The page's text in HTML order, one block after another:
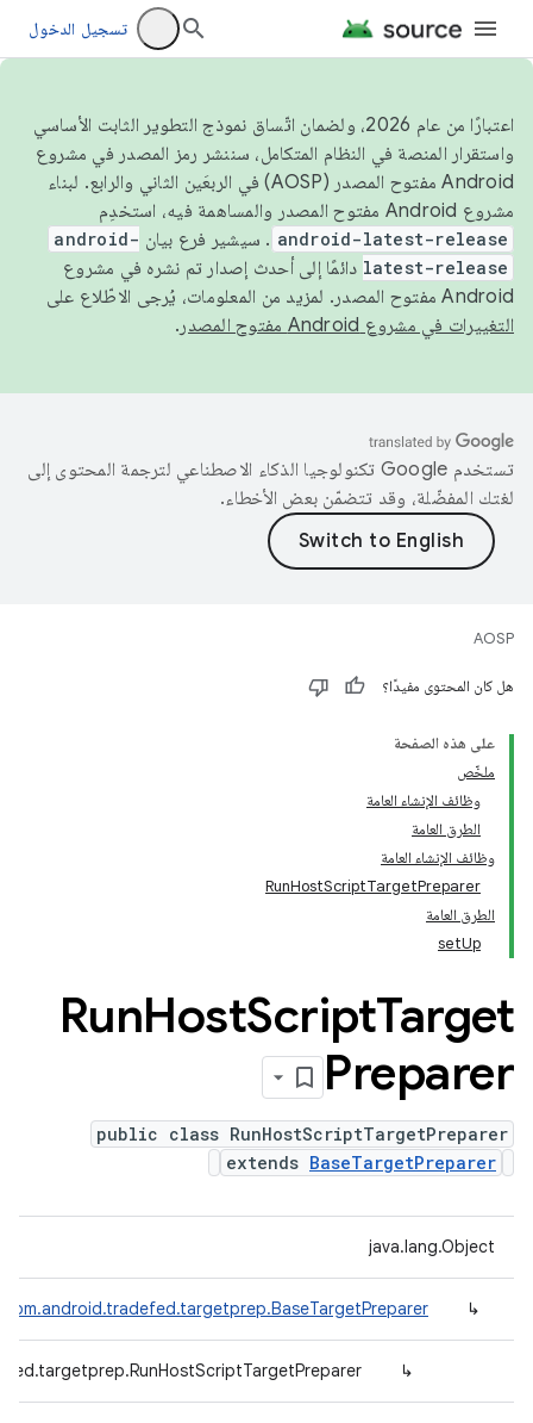
تسجيل الدخول
اعتبارًا من عام 2026، ولضمان اتّساق نموذج التطوير الثابت الأساسي
واستقرار المنصة في النظام المتكامل، سننشر رمز المصدر في مشروع
Android مفتوح المصدر (AOSP) في الربعَين الثاني والرابع. لبناء
مشروع Android مفتوح المصدر والمساهمة فيه، استخدِم
android-latest-release . سيشير فرع بيان android-
latest-release دائمًا إلى أحدث إصدار تم نشره في مشروع
Android مفتوح المصدر. لمزيد من المعلومات، يُرجى الاطّلاع على
التغييرات في مشروع Android مفتوح المصدر
.
تستخدم Google تكنولوجيا الذكاء الاصطناعي لترجمة المحتوى إلى
لغتك المفضّلة، وقد تتضمّن بعض الأخطاء.
AOSP
هل كان المحتوى مفيدًا؟
على هذه الصفحة
ملخّص
وظائف الإنشاء العامة
الطرق العامة
وظائف الإنشاء العامة
RunHostScriptTargetPreparer
الطرق العامة
setUp
RunHostScriptTarget
Preparer
public class RunHostScriptTargetPreparer
extends BaseTargetPreparer
java.lang.Object
↳
com.android.tradefed.targetprep.BaseTargetPreparer
↳